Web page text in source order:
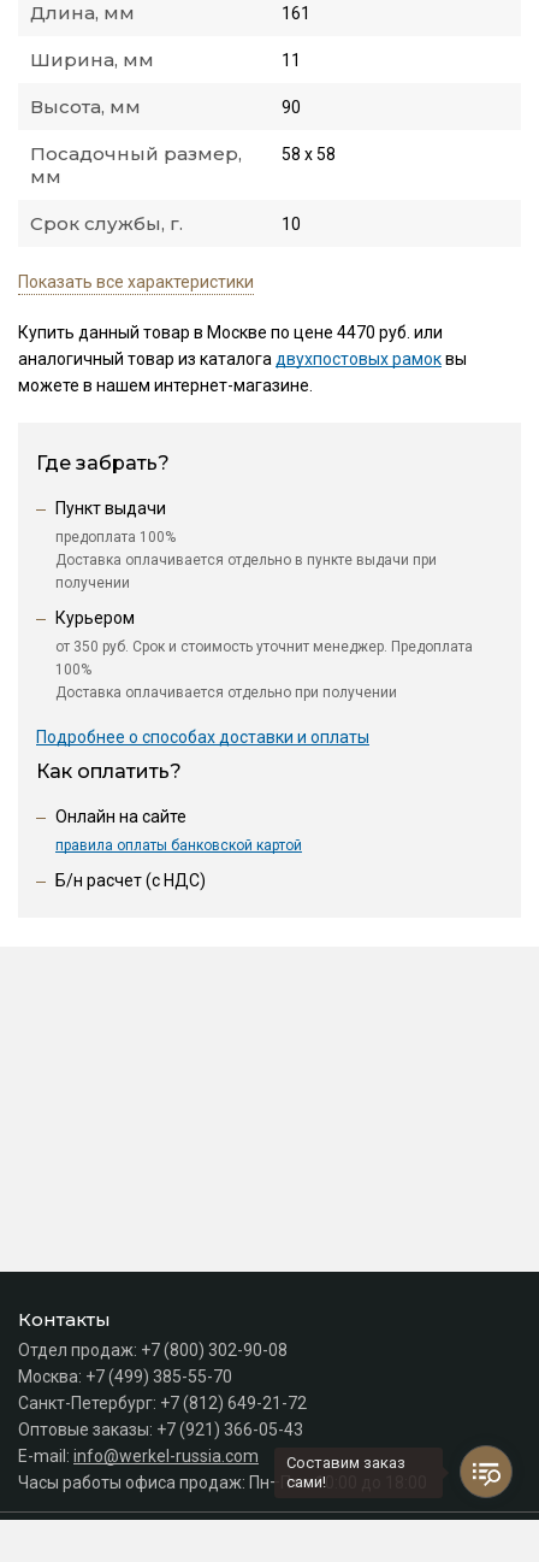
Длина, мм 161
Ширина, мм 11
Высота, мм 90
Посадочный размер,
мм
58 х 58
Срок службы, г. 10
Показать все характеристики
Купить данный товар в Москве по цене 4470 руб. или
аналогичный товар из каталогадвухпостовых рамоквы
можете в нашем интернет-магазине.
Где забрать?
Пункт выдачи
предоплата 100%
Доставка оплачивается отдельно в пункте выдачи при
получении
Курьером
от 350 руб. Срок и стоимость уточнит менеджер. Предоплата
100%
Доставка оплачивается отдельно при получении
Подробнее о способах доставки и оплаты
Как оплатить?
Онлайн на сайте
правила оплаты банковской картой
Б/н расчет (c НДС)
Контакты
Отдел продаж: +7 (800) 302-90-08
Москва: +7 (499) 385-55-70
Санкт-Петербург: +7 (812) 649-21-72
Оптовые заказы: +7 (921) 366-05-43
E-mail: info@werkel-russia.com
Часы работы офиса продаж: Пн–Пт с 10:00 до 18:00
Составим заказ
сами!